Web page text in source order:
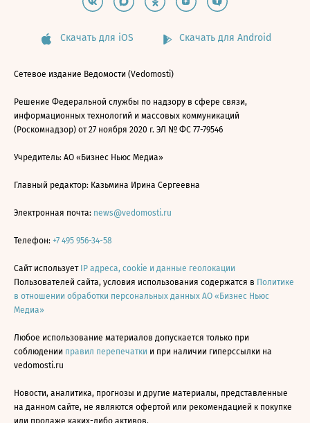
Скачать для iOS Скачать для Android
Сетевое издание Ведомости (Vedomosti)
Решение Федеральной службы по надзору в сфере связи,
информационных технологий и массовых коммуникаций
(Роскомнадзор) от 27 ноября 2020 г. ЭЛ № ФС 77-79546
Учредитель: АО «Бизнес Ньюс Медиа»
Главный редактор: Казьмина Ирина Сергеевна
Электронная почта: news@vedomosti.ru
Телефон: +7 495 956-34-58
Сайт использует IP адреса, cookie и данные геолокации
Пользователей сайта, условия использования содержатся в Политике
в отношении обработки персональных данных АО «Бизнес Ньюс
Медиа»
Любое использование материалов допускается только при
соблюдении правил перепечатки и при наличии гиперссылки на
vedomosti.ru
Новости, аналитика, прогнозы и другие материалы, представленные
на данном сайте, не являются офертой или рекомендацией к покупке
или продаже каких-либо активов.